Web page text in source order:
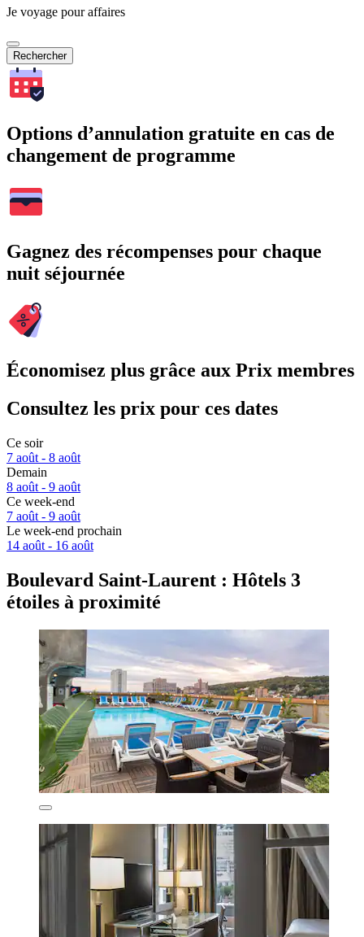
Je voyage pour affaires
Rechercher
Options d’annulation gratuite en cas de
changement de programme
Gagnez des récompenses pour chaque
nuit séjournée
Économisez plus grâce aux Prix membres
Consultez les prix pour ces dates
Ce soir
7 août - 8 août
Demain
8 août - 9 août
Ce week-end
7 août - 9 août
Le week-end prochain
14 août - 16 août
Boulevard Saint-Laurent : Hôtels 3
étoiles à proximité